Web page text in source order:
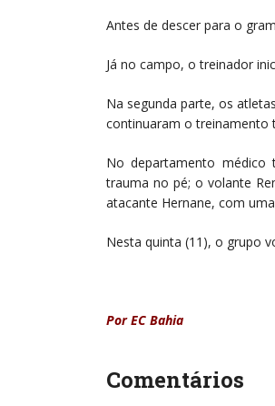
Antes de descer para o
Já no campo, o treinador
Na segunda parte, os
continuaram o treinamento
No departamento
trauma no pé; o volante
atacante Hernane, com
Nesta quinta (11), o grupo
Por EC Bahia
Comentários